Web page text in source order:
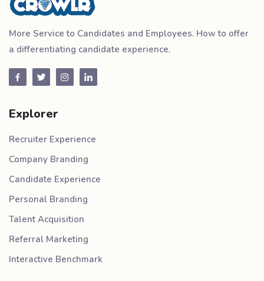
More Service to Candidates and Employees. How to offer
a differentiating candidate experience.
Explorer
Recruiter Experience
Company Branding
Candidate Experience
Personal Branding
Talent Acquisition
Referral Marketing
Interactive Benchmark